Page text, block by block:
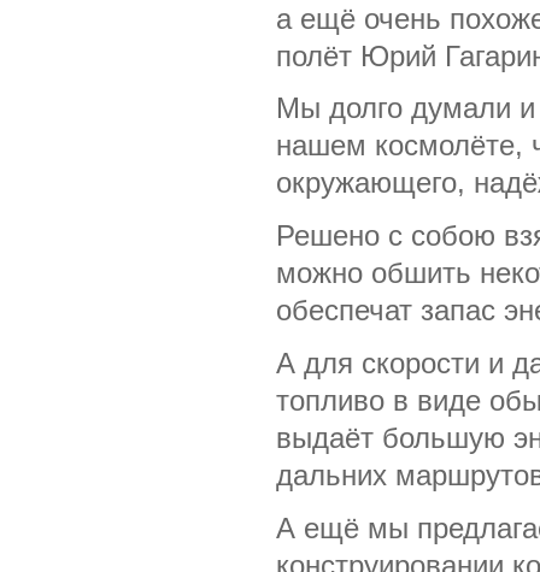
а ещё очень
полёт Юрий
Мы долго думали
нашем космолёте,
окружающего,
Решено с собою
можно обшить
обеспечат запас
А для скорости и
топливо в виде
выдаёт большую
дальних
А ещё мы
конструировании